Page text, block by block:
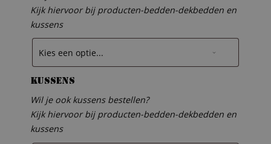
Kijk hiervoor bij producten-bedden-dekbedden en
kussens
Kussens
Wil je ook kussens bestellen?
Kijk hiervoor bij producten-bedden-dekbedden en
kussens